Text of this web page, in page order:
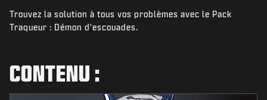
ACTUS
ESPORTS
Trouvez la solution à tous vos problèmes avec le Pack
Traqueur : Démon d'escouades.
CONTENU :